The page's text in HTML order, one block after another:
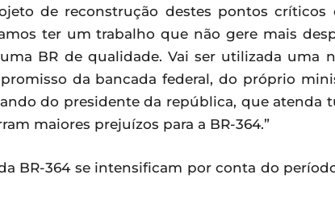
de reconstrução destes pontos críticos
ter um trabalho que não gere mais
BR de qualidade. Vai ser utilizada uma
da bancada federal, do próprio
do presidente da república, que atenda
maiores prejuízos para a BR-364.”
BR-364 se intensificam por conta do